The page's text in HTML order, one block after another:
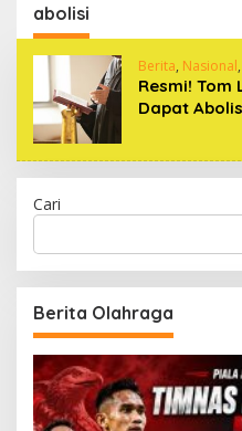
abolisi
Berita, Nasional,
Resmi! Tom
Dapat
Cari
Berita Olahraga